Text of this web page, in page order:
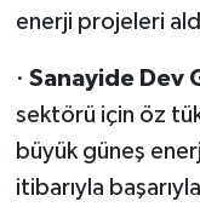
enerji projeleri
· Sanayide Dev
sektörü için öz
büyük güneş
itibarıyla